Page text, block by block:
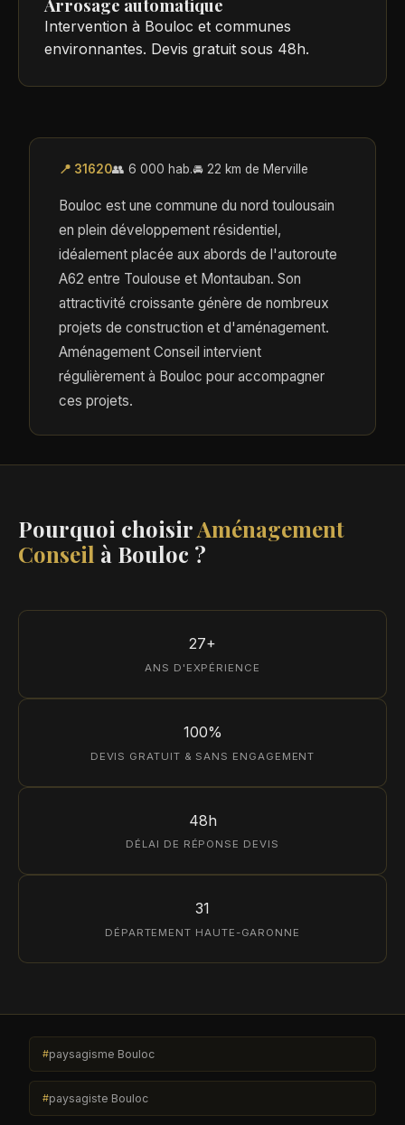
Arrosage automatique
Intervention à Bouloc et communes
environnantes. Devis gratuit sous 48h.
📍 31620👥 6 000 hab.🚘 22 km de Merville
Bouloc est une commune du nord toulousain
en plein développement résidentiel,
idéalement placée aux abords de l'autoroute
A62 entre Toulouse et Montauban. Son
attractivité croissante génère de nombreux
projets de construction et d'aménagement.
Aménagement Conseil intervient
régulièrement à Bouloc pour accompagner
ces projets.
Pourquoi choisirAménagement
Conseil à Bouloc ?
27+
ANS D'EXPÉRIENCE
100%
DEVIS GRATUIT & SANS ENGAGEMENT
48h
DÉLAI DE RÉPONSE DEVIS
31
DÉPARTEMENT HAUTE-GARONNE
paysagisme Bouloc
paysagiste Bouloc